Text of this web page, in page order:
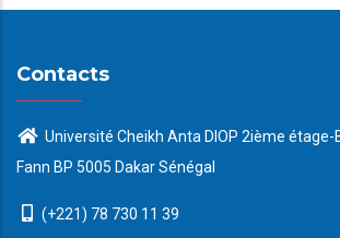
Contacts
Université Cheikh Anta DIOP 2ième étage-
Fann BP 5005 Dakar Sénégal
(+221) 78 730 11 39